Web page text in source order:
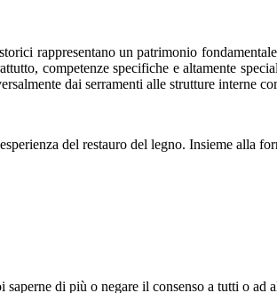
rappresentano un patrimonio
competenze specifiche e altamente
dai serramenti alle strutture interne
del restauro del legno. Insieme
di più o negare il consenso a tutti o ad